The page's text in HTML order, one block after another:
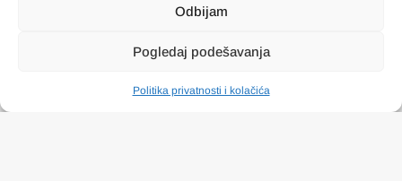
Odbijam
Pogledaj podešavanja
Politika privatnosti i kolačića